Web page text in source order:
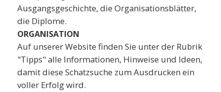
Ausgangsgeschichte, die Organisationsblätter,
die Diplome.
ORGANISATION
Auf unserer Website finden Sie unter der Rubrik
"Tipps" alle Informationen, Hinweise und Ideen,
damit diese Schatzsuche zum Ausdrucken ein
voller Erfolg wird.